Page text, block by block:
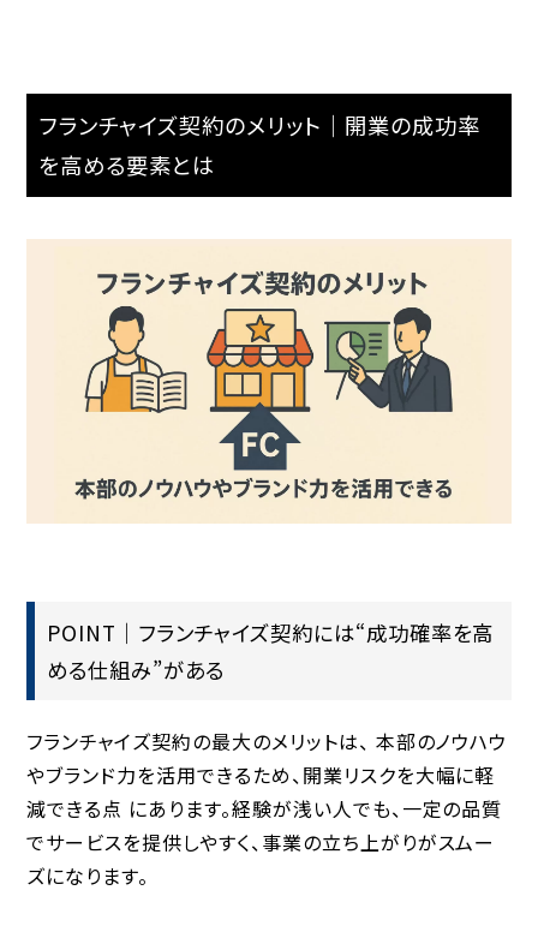
フランチャイズ契約のメリット｜開業の成功率
を高める要素とは
POINT｜フランチャイズ契約には“成功確率を高
める仕組み”がある
フランチャイズ契約の最大のメリットは、 本部のノウハウ
やブランド力を活用できるため、開業リスクを大幅に軽
減できる点 にあります。経験が浅い人でも、一定の品質
でサービスを提供しやすく、事業の立ち上がりがスムー
ズになります。